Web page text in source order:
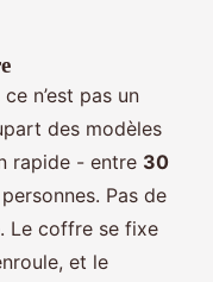
n’est pas un
des modèles
rapide - entre 30
Pas de
Le coffre se fixe
et le